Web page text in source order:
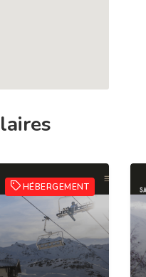
HÉBERGEMENT